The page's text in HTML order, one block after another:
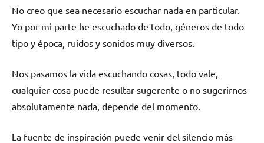
No creo que sea necesario escuchar nada en particular.
Yo por mi parte he escuchado de todo, géneros de todo
tipo y época, ruidos y sonidos muy diversos.
Nos pasamos la vida escuchando cosas, todo vale,
cualquier cosa puede resultar sugerente o no sugerirnos
absolutamente nada, depende del momento.
La fuente de inspiración puede venir del silencio más